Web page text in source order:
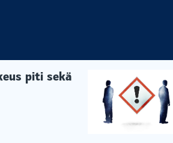
piti sekä